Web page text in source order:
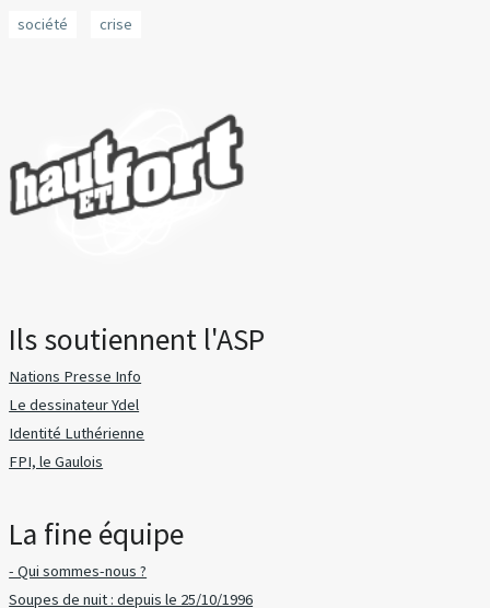
société crise
Ils soutiennent l'ASP
Nations Presse Info
Le dessinateur Ydel
Identité Luthérienne
FPI, le Gaulois
La fine équipe
- Qui sommes-nous ?
Soupes de nuit : depuis le 25/10/1996